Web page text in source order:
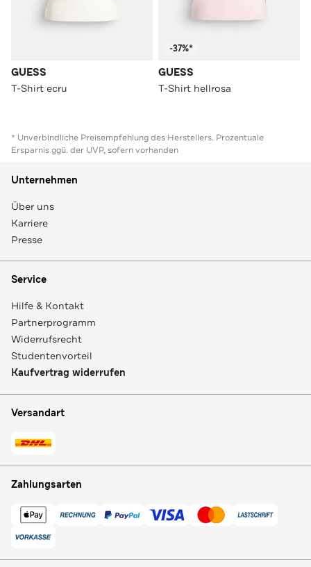
GUESS
T-Shirt ecru
-37%*
GUESS
T-Shirt hellrosa
* Unverbindliche Preisempfehlung des Herstellers. Prozentuale
Ersparnis ggü. der UVP, sofern vorhanden
Unternehmen
Über uns
Karriere
Presse
Service
Hilfe & Kontakt
Partnerprogramm
Widerrufsrecht
Studentenvorteil
Kaufvertrag widerrufen
Versandart
Zahlungsarten